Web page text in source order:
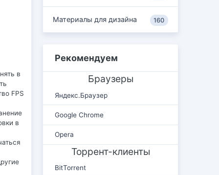
в
FPS
в
Материалы для дизайна 160
Рекомендуем
Браузеры
Яндекс.Браузер
Google Chrome
Opera
Торрент-клиенты
BitTorrent